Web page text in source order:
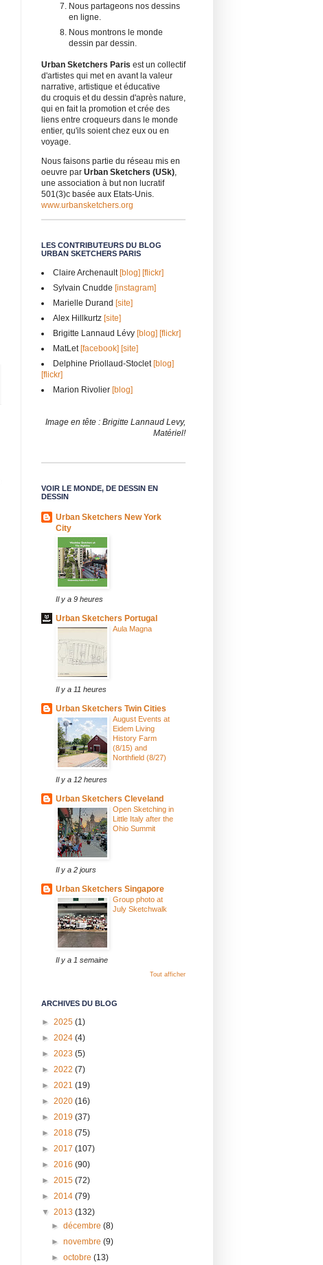
Nous partageons nos dessins
en ligne.
Nous montrons le monde
dessin par dessin.
Urban Sketchers Paris est un collectif
d'artistes qui met en avant la valeur
narrative, artistique et éducative
du croquis et du dessin d'après nature,
qui en fait la promotion et crée des
liens entre croqueurs dans le monde
entier, qu'ils soient chez eux ou en
voyage.
Nous faisons partie du réseau mis en
oeuvre par Urban Sketchers (USk)
une association à but non lucratif
501(3)c basée aux Etats-Unis.
www.urbansketchers.org
LES CONTRIBUTEURS DU BLOG
URBAN SKETCHERS PARIS
Claire Archenault[blog] [flickr]
Sylvain Cnudde [instagram]
Marielle Durand [site]
Alex Hillkurtz [site]
Brigitte Lannaud Lévy [blog] [flickr]
MatLet[facebook] [site]
Delphine Priollaud-Stoclet[blog]
[flickr]
Marion Rivolier [blog]
Image en tête : Brigitte Lannaud Levy,
Matériel!
VOIR LE MONDE, DE DESSIN EN
DESSIN
Urban Sketchers New York
City
Il y a 9 heures
Urban Sketchers Portugal
Aula Magna
Il y a 11 heures
Urban Sketchers Twin Cities
August Events at
Eidem Living
History Farm
(8/15) and
Northfield (8/27)
Il y a 12 heures
Urban Sketchers Cleveland
Open Sketching in
Little Italy after the
Ohio Summit
Il y a 2 jours
Urban Sketchers Singapore
Group photo at
July Sketchwalk
Il y a 1 semaine
Tout afficher
ARCHIVES DU BLOG
► 2025 (1)
► 2024 (4)
► 2023 (5)
► 2022 (7)
► 2021 (19)
► 2020 (16)
► 2019 (37)
► 2018 (75)
► 2017 (107)
► 2016 (90)
► 2015 (72)
► 2014 (79)
▼ 2013 (132)
►décembre(8)
►novembre(9)
►octobre(13)